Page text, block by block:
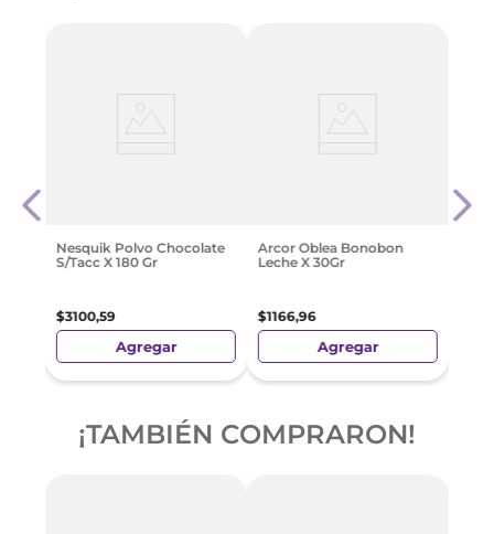
Nesquik Polvo Chocolate
S/Tacc X 180 Gr
$3100,59
Agregar
Arcor Oblea Bonobon
Leche X 30Gr
$1166,96
Agregar
¡TAMBIÉN COMPRARON!